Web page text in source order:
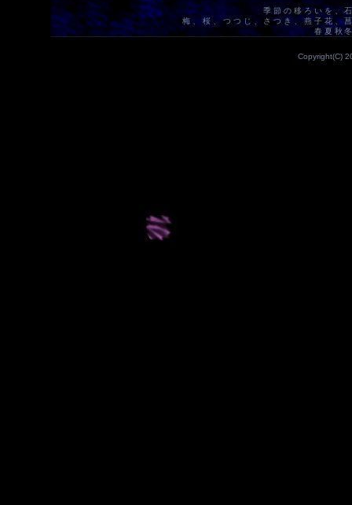
季節の移ろいを、
梅、桜、つつじ、さつき、燕子花、
春夏秋
Copyright(C)